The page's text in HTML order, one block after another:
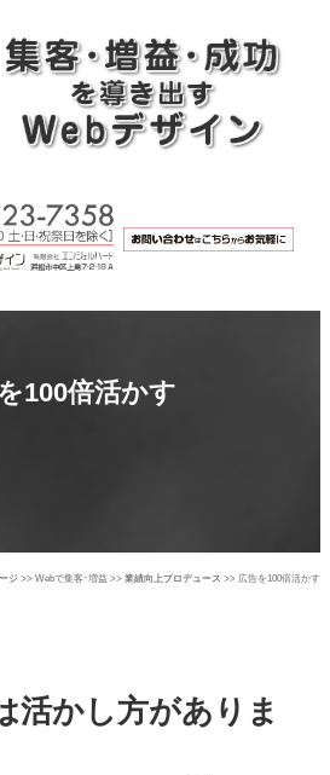
100倍活かす
ジ >> Webで集客･増益 >> 業績向上プロデュース >> 広告を100倍活かす
活かし方がありま